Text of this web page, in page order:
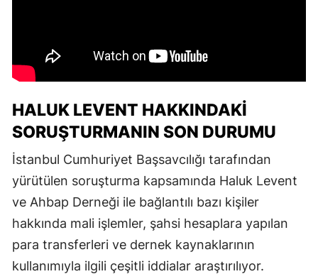
HALUK LEVENT HAKKINDAKI
SORUŞTURMANIN SON DURUMU
İstanbul Cumhuriyet Başsavcılığı tarafından
yürütülen soruşturma kapsamında Haluk Levent
ve Ahbap Derneği ile bağlantılı bazı kişiler
hakkında mali işlemler, şahsi hesaplara yapılan
para transferleri ve dernek kaynaklarının
kullanımıyla ilgili çeşitli iddialar araştırılıyor.